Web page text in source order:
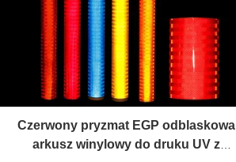
Czerwony pryzmat EGP odblaskowa
arkusz winylowy do druku UV z